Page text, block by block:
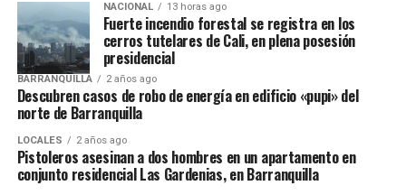
NACIONAL 13 horas ago
Fuerte incendio forestal se registra en los
cerros tutelares de Cali, en plena posesión
presidencial
BARRANQUILLA 2 años ago
Descubren casos de robo de energía en edificio «pupi» del
norte de Barranquilla
LOCALES 2 años ago
Pistoleros asesinan a dos hombres en un apartamento en
conjunto residencial Las Gardenias, en Barranquilla